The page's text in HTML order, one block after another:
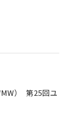
） 第25回ユ